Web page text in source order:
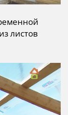
листов